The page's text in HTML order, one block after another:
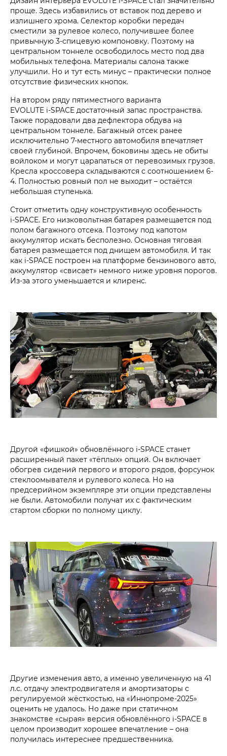
проще. Здесь избавились от вставок под дерево и
излишнего хрома. Селектор коробки передач
сместили за рулевое колесо, получившее более
привычную 3-спицевую компоновку. Поэтому на
центральном тоннеле освободилось место под два
мобильных телефона. Материалы салона также
улучшили. Но и тут есть минус – практически полное
отсутствие физических кнопок.
На втором ряду пятиместного варианта
EVOLUTE i‑SPACE достаточный запас пространства.
Также порадовали два дефлектора обдува на
центральном тоннеле. Багажный отсек ранее
исключительно 7-местного автомобиля впечатляет
своей глубиной. Впрочем, боковины здесь не обиты
войлоком и могут царапаться от перевозимых грузов.
Кресла кроссовера складываются с соотношением 6-
4. Полностью ровный пол не выходит – остаётся
небольшая ступенька.
Стоит отметить одну конструктивную особенность
i‑SPACE. Его низковольтная батарея размещается под
полом багажного отсека. Поэтому под капотом
аккумулятор искать бесполезно. Основная тяговая
батарея размещается под днищем автомобиля. И так
как i‑SPACE построен на платформе бензинового авто,
аккумулятор «свисает» немного ниже уровня порогов.
Из-за этого уменьшается и клиренс.
Другой «фишкой» обновлённого i‑SPACE станет
расширенный пакет «тёплых» опций. Он включает
обогрев сидений первого и второго рядов, форсунок
стеклоомывателя и рулевого колеса. Но на
предсерийном экземпляре эти опции представлены
не были. Автомобили получат их с фактическим
стартом сборки по полному циклу.
Другие изменения авто, а именно увеличенную на 41
л.с. отдачу электродвигателя и амортизаторы с
регулируемой жёсткостью, на «Иннопроме-2025»
оценить не удалось. Но даже при статичном
знакомстве «сырая» версия обновлённого i‑SPACE в
целом производит хорошее впечатление – она
получилась интереснее предшественника.